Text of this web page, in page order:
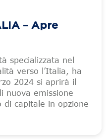
– Apre
specializzata nel
verso l’Italia, ha
2024 si aprirà il
nuova emissione
di capitale in opzione